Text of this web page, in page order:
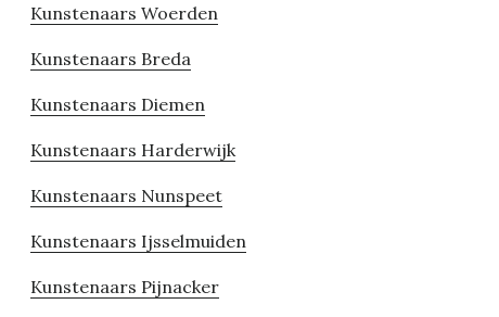
Kunstenaars Woerden
Kunstenaars Breda
Kunstenaars Diemen
Kunstenaars Harderwijk
Kunstenaars Nunspeet
Kunstenaars Ijsselmuiden
Kunstenaars Pijnacker